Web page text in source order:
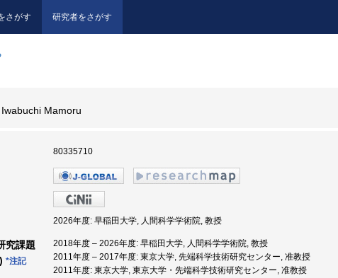
さがす 研究者をさがす
Iwabuchi Mamoru
80335710
2026年度: 早稲田大学, 人間科学学術院, 教授
究課題
*注記
2018年度 – 2026年度: 早稲田大学, 人間科学学術院, 教授
2011年度 – 2017年度: 東京大学, 先端科学技術研究センター, 准教授
2011年度: 東京大学, 東京大学・先端科学技術研究センター, 准教授